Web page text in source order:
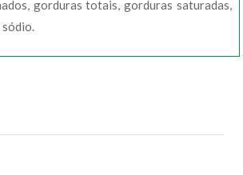
gorduras totais, gorduras saturadas,